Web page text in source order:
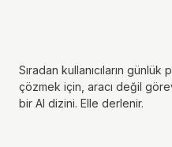
Sıradan kullanıcıların günlük
çözmek için, aracı değil
bir AI dizini. Elle derlenir.